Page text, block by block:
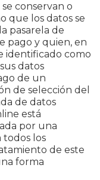
conservan o
que los datos se
pasarela de
pago y quien, en
identificado como
datos
de un
de selección del
de datos
está
por una
los
de este
forma